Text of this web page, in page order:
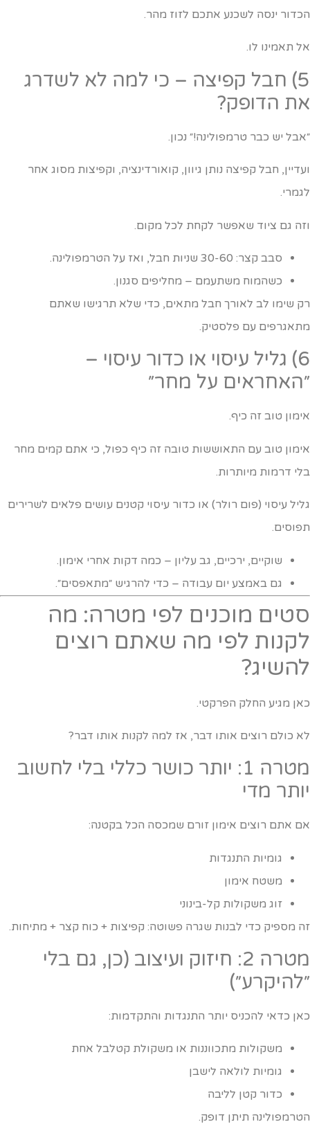
ינסה לשכנע אתכם לזוז מהר.
תאמינו לו.
5) חבל קפיצה – כי למה לא לשדרג
הדופק?
יש כבר טרמפולינה!״ נכון.
חבל קפיצה נותן גיוון, קואורדינציה, וקפיצות מסוג אחר
גם ציוד שאפשר לקחת לכל מקום.
סבב קצר: 30-60 שניות חבל, ואז על הטרמפולינה.
כשהמוח משתעמם – מחליפים סגנון.
שימו לב לאורך חבל מתאים, כדי שלא תרגישו שאתם
עם פלסטיק.
6) גליל עיסוי או כדור עיסוי –
על מחר״
טוב זה כיף.
טוב עם התאוששות טובה זה כיף כפול, כי אתם קמים מחר
דרמות מיותרות.
עיסוי (פום רולר) או כדור עיסוי קטנים עושים פלאים לשרירים
שוקיים, ירכיים, גב עליון – כמה דקות אחרי אימון.
גם באמצע יום עבודה – כדי להרגיש ״מתאפסים״.
מוכנים לפי מטרה: מה
לפי מה שאתם רוצים
מגיע החלק הפרקטי.
כולם רוצים אותו דבר, אז למה לקנות אותו דבר?
מטרה 1: יותר כושר כללי בלי לחשוב
מדי
אתם רוצים אימון זורם שמכסה הכל בקטנה:
גומיות התנגדות
משטח אימון
זוג משקולות קל-בינוני
מספיק כדי לבנות שגרה פשוטה: קפיצות + כוח קצר + מתיחות.
מטרה 2: חיזוק ועיצוב (כן, גם בלי
כדאי להכניס יותר התנגדות והתקדמות:
משקולות מתכווננות או משקולת קטלבל אחת
גומיות לולאה לישבן
כדור קטן לליבה
תיתן דופק.